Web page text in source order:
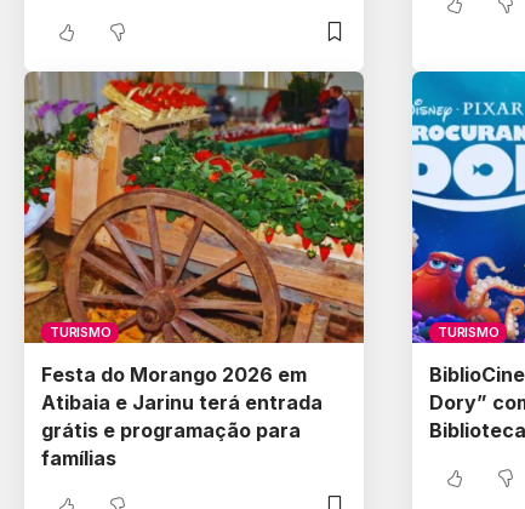
TURISMO
Festa do Morango 2026 em
Atibaia e Jarinu terá entrada
grátis e programação para
famílias
TURISMO
Dory”